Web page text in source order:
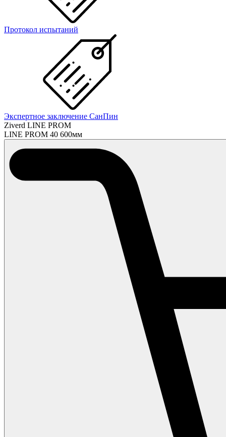
Протокол испытаний
Экспертное заключение СанПин
Ziverd LINE PROM
LINE PROM 40 600мм